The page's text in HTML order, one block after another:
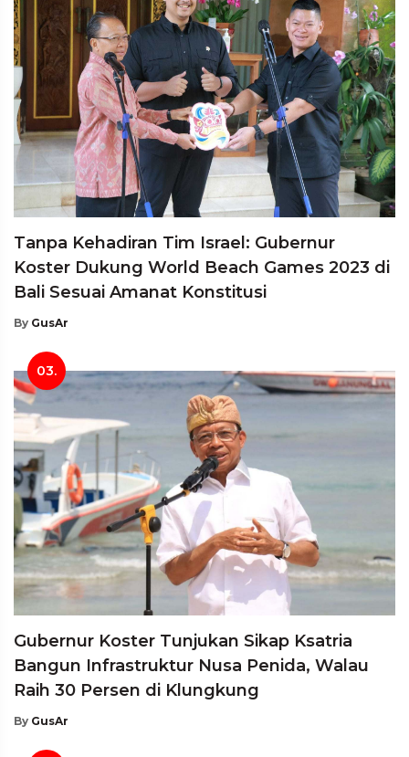
Tanpa Kehadiran Tim Israel: Gubernur
Koster Dukung World Beach Games 2023 di
Bali Sesuai Amanat Konstitusi
By GusAr
03.
Gubernur Koster Tunjukan Sikap Ksatria
Bangun Infrastruktur Nusa Penida, Walau
Raih 30 Persen di Klungkung
By GusAr